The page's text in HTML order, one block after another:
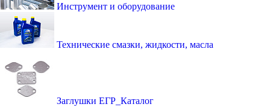
Инструмент и оборудование
Технические смазки, жидкости, масла
Заглушки ЕГР_Каталог